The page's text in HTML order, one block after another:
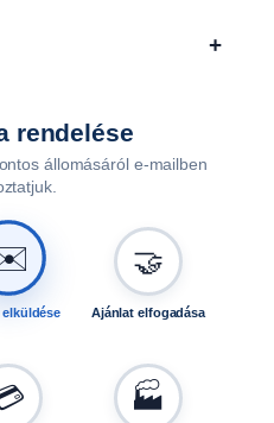
+
rendelése
állomásáról e-mailben
🤝
Ajánlat elfogadása
🏭